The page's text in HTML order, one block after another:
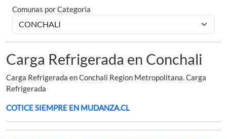
Comunas por Categoria
Carga Refrigerada en Conchali
Carga Refrigerada en Conchali Region Metropolitana. Carga
Refrigerada
COTICE SIEMPRE EN MUDANZA.CL